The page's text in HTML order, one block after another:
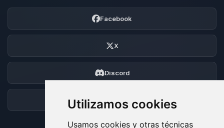
Utilizamos cookies
Usamos cookies y otras técnicas
Facebook
X
Discord
Foro